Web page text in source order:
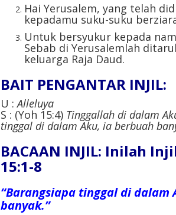
Hai Yerusalem, yang telah
kepadamu suku-suku
Untuk bersyukur kepada
Sebab di Yerusalemlah
keluarga Raja Daud.
BAIT PENGANTAR INJIL:
U : Alleluya
S : (Yoh 15:4) Tinggallah di dalam
tinggal di dalam Aku, ia berbuah
BACAAN INJIL: Inilah
15:1-8
“Barangsiapa tinggal di
banyak.”